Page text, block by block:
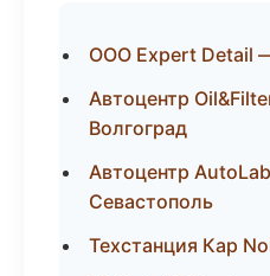
ООО Expert Detail
Автоцентр
Волгоград
Автоцентр
Севастополь
Техстанция Кар